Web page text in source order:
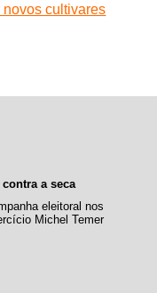
cultivares
a seca
eleitoral nos
Michel Temer